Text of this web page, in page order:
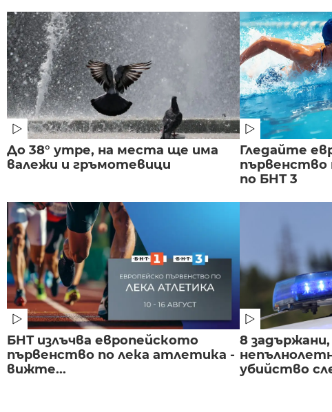
До 38° утре, на места ще има
валежи и гръмотевици
Гледайте
първенство
по БНТ 3
БНТ излъчва европейското
първенство по лека атлетика -
вижте...
8
убийство